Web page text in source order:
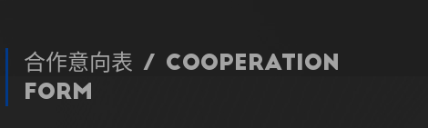
合作意向表 / Cooperation
Form